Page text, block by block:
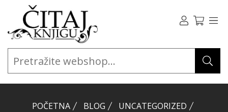
POČETNA BLOG
UNCATEGORIZED